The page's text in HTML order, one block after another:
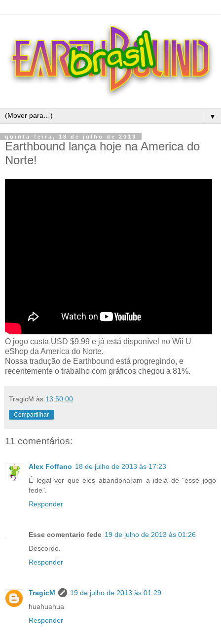
▼
quinta-feira, 18 de julho de 2013
Earthbound lança hoje na America do
Norte!
O jogo custa USD $9.99 e já está disponível no Wii U
eShop da America do Norte.
Nossa tradução de Earthbound está progregindo, e
recentemente o trabalho com gráficos chegou a 81%.
TragicM às 13:50:00
Compartilhar
11 comentários:
Alex Foffano 18 de julho de 2013 às 17:23
É legal ver que eles abandonaram a ideia de "esse jogo
fede".
Responder
Esse comentario fede 19 de julho de 2013 às 01:26
Descordo.
Responder
TragicM
19 de julho de 2013 às 01:29
huahuahua
Responder